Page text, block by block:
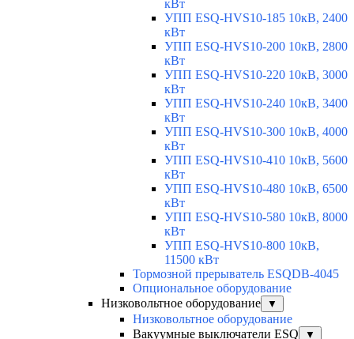
кВт
УПП ESQ-HVS10-185 10кВ, 2400
кВт
УПП ESQ-HVS10-200 10кВ, 2800
кВт
УПП ESQ-HVS10-220 10кВ, 3000
кВт
УПП ESQ-HVS10-240 10кВ, 3400
кВт
УПП ESQ-HVS10-300 10кВ, 4000
кВт
УПП ESQ-HVS10-410 10кВ, 5600
кВт
УПП ESQ-HVS10-480 10кВ, 6500
кВт
УПП ESQ-HVS10-580 10кВ, 8000
кВт
УПП ESQ-HVS10-800 10кВ,
11500 кВт
Тормозной прерыватель ESQDB-4045
Опциональное оборудование
Низковольтное оборудование
▼
Низковольтное оборудование
Вакуумные выключатели ESQ
▼